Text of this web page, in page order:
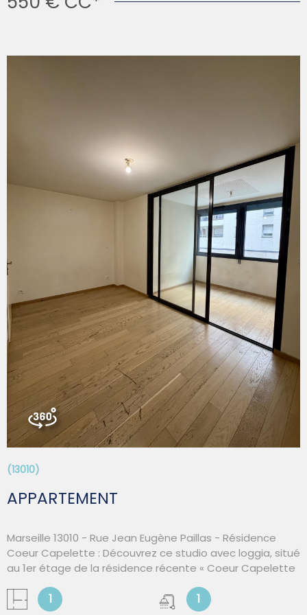
minutes à pied. Les principaux axes routiers sont
Honoraires charges locataire : 511.29€ TTC dont 117,99€
TTC pour état des lieux. Diagnostic de Performance
Énergétique classe D Montant estimé des dépenses
annuelles d'énergie pour un usage standard est entre
580€ et 810€ TTC /an Date de référence des prix de
l'énergie pour établir cette estimation au 01/01/2021.
Marseille est située en zone tendue Les informations sur
les risques auxquels ce bien est exposé sont disponibles
sur le site Géorisques : www.georisques.gouv.fr
IMPORTANT : Pour toute demande d'information ou pour
déposer votre dossier, merci de nous envoyer un mail
depuis l'annonce. Vous recevrez un formulaire à remplir, à
réception, nous ne manquerons pas de revenir vers vous.
(13010)
APPARTEMENT
Marseille 13010 - Rue Jean Eugène Paillas - Résidence
Coeur Capelette : Découvrez ce studio avec loggia, situé
au 1er étage de la résidence récente « Coeur Capelette
proximité immédiate du Palais Omnisports de Marseille.
1 1
VOIR LE BIEN